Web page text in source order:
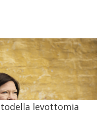
levottomia